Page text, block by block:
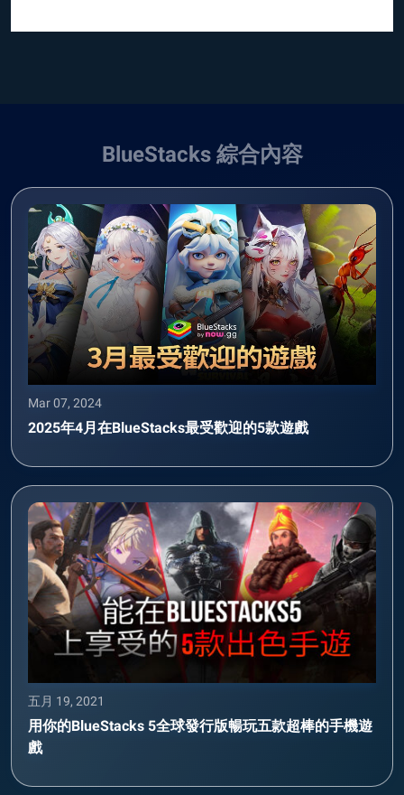
BlueStacks 綜合內容
Mar 07, 2024
2025年4月在BlueStacks最受歡迎的5款遊戲
五月 19, 2021
用你的BlueStacks 5全球發行版暢玩五款超棒的手機遊
戲